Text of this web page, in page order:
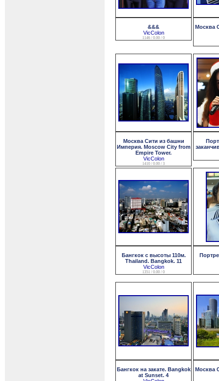
&&&
VicColon
1146 / 0.00 / 0
Москва
Москва Сити из башни
Империя. Moscow City from
Empire Tower.
VicColon
1410 / 0.00 / 3
Бангкок с высоты 110м.
Thailand. Bangkok. 11
VicColon
1351 / 0.00 / 0
Бангкок на закате. Bangkok
at Sunset. 4
Москва